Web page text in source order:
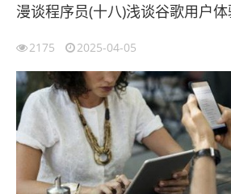
漫谈程序员(十八)浅谈谷歌用户
2175 2025-04-05